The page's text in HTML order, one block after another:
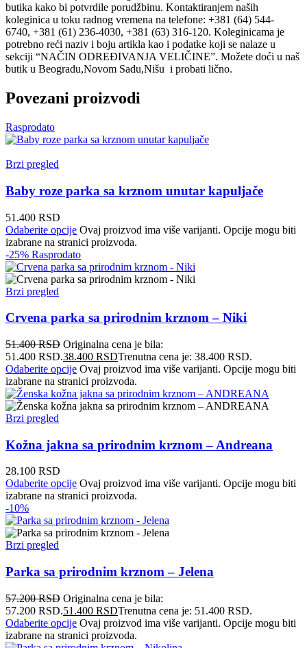
butika kako bi potvrdile porudžbinu. Kontaktiranjem naših
koleginica u toku radnog vremena na telefone: +381 (64) 544-
6740, +381 (61) 236-4030, +381 (63) 316-120. Koleginicama je
potrebno reći naziv i boju artikla kao i podatke koji se nalaze u
sekciji “NAČIN ODREĐIVANJA VELIČINE”. Možete doći u naš
butik u Beogradu,Novom Sadu,Nišu i probati lično.
Povezani proizvodi
Rasprodato
Brzi pregled
Baby roze parka sa krznom unutar kapuljače
51.400 RSD
Odaberite opcije Ovaj proizvod ima više varijanti. Opcije mogu biti
izabrane na stranici proizvoda.
-25% Rasprodato
Brzi pregled
Crvena parka sa prirodnim krznom – Niki
51.400RSD Originalna cena je bila:
51.400 RSD.38.400 RSDTrenutna cena je: 38.400 RSD.
Odaberite opcije Ovaj proizvod ima više varijanti. Opcije mogu biti
izabrane na stranici proizvoda.
Brzi pregled
Kožna jakna sa prirodnim krznom – Andreana
28.100 RSD
Odaberite opcije Ovaj proizvod ima više varijanti. Opcije mogu biti
izabrane na stranici proizvoda.
-10%
Brzi pregled
Parka sa prirodnim krznom – Jelena
57.200RSD Originalna cena je bila:
57.200 RSD.51.400 RSDTrenutna cena je: 51.400 RSD.
Odaberite opcije Ovaj proizvod ima više varijanti. Opcije mogu biti
izabrane na stranici proizvoda.